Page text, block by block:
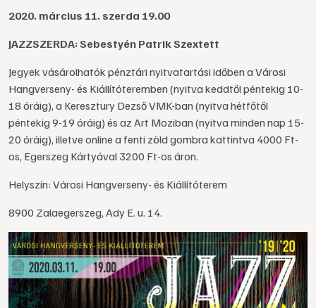
2020. március 11. szerda 19.00
JAZZSZERDA: Sebestyén Patrik Szextett
Jegyek vásárolhatók pénztári nyitvatartási időben a Városi
Hangverseny- és Kiállítóteremben (nyitva keddtől péntekig 10-
18 óráig), a Keresztury Dezső VMK-ban (nyitva hétfőtől
péntekig 9-19 óráig) és az Art Moziban (nyitva minden nap 15-
20 óráig), illetve online a fenti zöld gombra kattintva 4000 Ft-
os, Egerszeg Kártyával 3200 Ft-os áron.
Helyszín: Városi Hangverseny- és Kiállítóterem
8900 Zalaegerszeg, Ady E. u. 14.